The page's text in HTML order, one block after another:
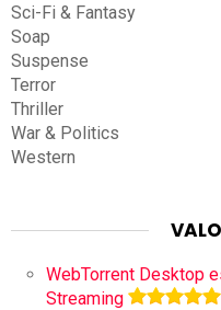
Sci-Fi & Fantasy
Soap
Suspense
Terror
Thriller
War & Politics
Western
WebTorrent Desktop
Streaming